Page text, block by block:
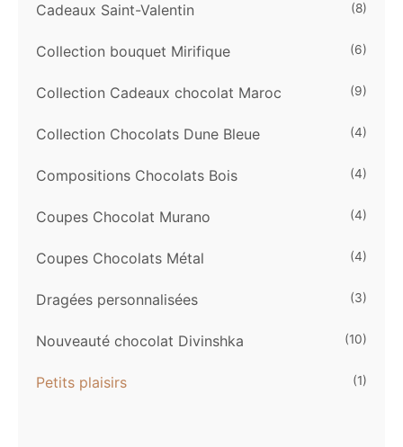
Cadeaux Saint-Valentin (8)
Collection bouquet Mirifique (6)
Collection Cadeaux chocolat Maroc (9)
Collection Chocolats Dune Bleue (4)
Compositions Chocolats Bois (4)
Coupes Chocolat Murano (4)
Coupes Chocolats Métal (4)
Dragées personnalisées (3)
Nouveauté chocolat Divinshka (10)
Petits plaisirs (1)